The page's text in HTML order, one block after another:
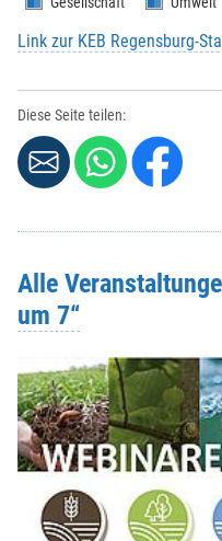
Link zur KEB Regensburg-
Diese Seite teilen:
Alle
um 7“